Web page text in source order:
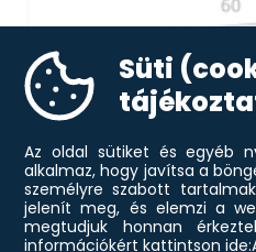
Süti
Az oldal sütiket és egyéb
alkalmaz, hogy javítsa a
személyre szabott
jelenít meg, és elemzi a
megtudjuk honnan
információkért kattintson ide: